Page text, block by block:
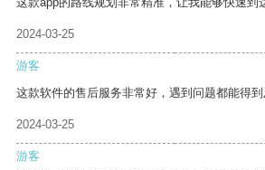
2024-03-25
游客
这款软件的售后服务非常好，遇到问题都能得到
2024-03-25
游客